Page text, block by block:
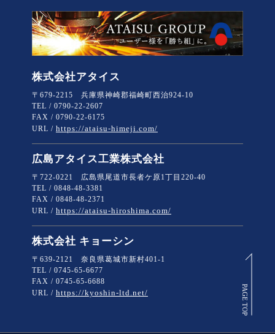
株式会社アタイス
〒679-2215 兵庫県神崎郡福崎町西治924-10
TEL / 0790-22-2607
FAX / 0790-22-6175
URL / https://ataisu-himeji.com/
広島アタイス工業株式会社
〒722-0221 広島県尾道市長者ケ原1丁目220-40
TEL / 0848-48-3381
FAX / 0848-48-2371
URL / https://ataisu-hiroshima.com/
株式会社 キョーシン
〒639-2121 奈良県葛城市新村401-1
TEL / 0745-65-6677
FAX / 0745-65-6688
URL / https://kyoshin-ltd.net/ PAGE TOP